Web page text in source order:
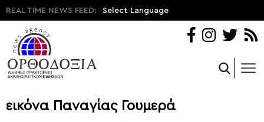
REAL TIME NEWS FEED: Select Language
εικόνα Παναγίας Γουμερά